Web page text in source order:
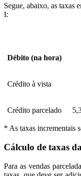
Segue, abaixo, as taxas
I:
Débito (na hora)
Crédito à vista
Crédito parcelado
* As taxas incrementais
Cálculo de taxas
Para as vendas